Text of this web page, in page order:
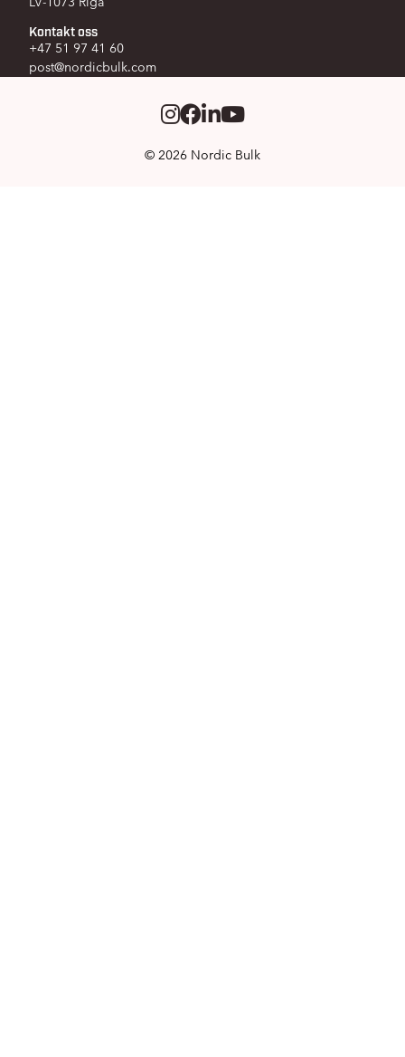
Kontakt oss
+47 51 97 41 60
post@nordicbulk.com
Instagram
Facebook
LinkedIm
Youtube
© 2026 Nordic Bulk